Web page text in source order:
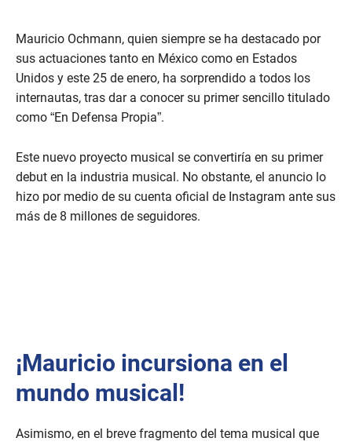
Mauricio Ochmann, quien siempre se ha destacado por
sus actuaciones tanto en México como en Estados
Unidos y este 25 de enero, ha sorprendido a todos los
internautas, tras dar a conocer su primer sencillo titulado
como “En Defensa Propia”.
Este nuevo proyecto musical se convertiría en su primer
debut en la industria musical. No obstante, el anuncio lo
hizo por medio de su cuenta oficial de Instagram ante sus
más de 8 millones de seguidores.
¡Mauricio incursiona en el
mundo musical!
Asimismo, en el breve fragmento del tema musical que